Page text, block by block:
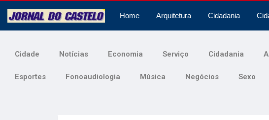
Home Arquitetura Cidadania
Cidade Notícias Economia Serviço Cidadania
Esportes Fonoaudiologia Música Negócios Sexo